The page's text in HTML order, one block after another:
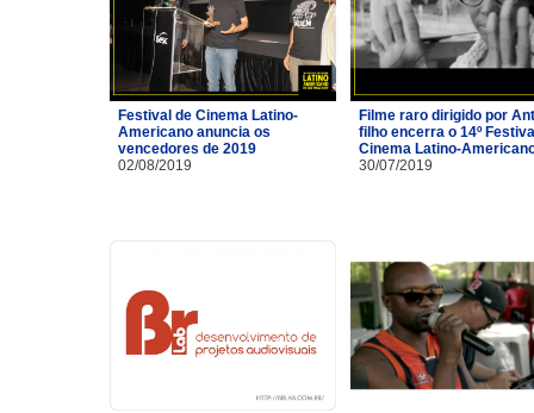
Festival de Cinema Latino-
Americano anuncia os
vencedores de 2019
02/08/2019
Filme raro dirigido por
filho encerra o 14º
Cinema Latino-
30/07/2019